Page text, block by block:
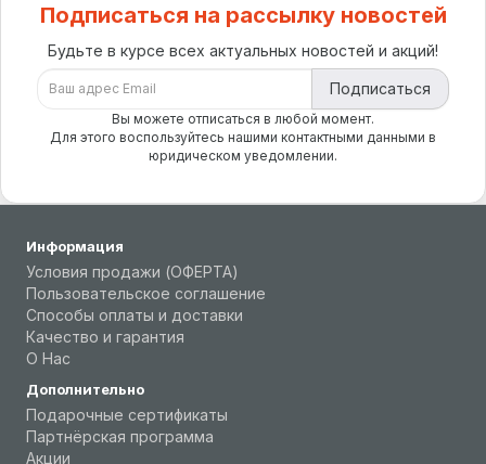
Подписаться на рассылку новостей
Будьте в курсе всех актуальных новостей и акций!
Подписаться
Вы можете отписаться в любой момент.
Для этого воспользуйтесь нашими контактными данными в
юридическом уведомлении.
Информация
Условия продажи (ОФЕРТА)
Пользовательское соглашение
Способы оплаты и доставки
Качество и гарантия
О Нас
Дополнительно
Подарочные сертификаты
Партнёрская программа
Акции